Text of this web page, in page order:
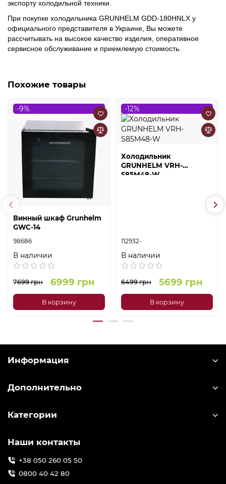
экспорту холодильной техники.
При покупке холодильника GRUNHELM GDD-180HNLX у
официального представителя в Украине, Вы можете
рассчитывать на высокое качество изделия, оперативное
сервисное обслуживание и приемлемую стоимость.
Похожие товары
-9%
Винный шкаф Grunhelm
GWC-14
98686
В наличии
7699 грн 6999 грн
В корзину
-12%
Холодильник
GRUNHELM VRH-
S85M48-W
112932-
В наличии
6499 грн 5699 грн
В корзину
Информация
Дополнительно
Категории
Наши контакты
+38 050 260 05 50
0800 40 42 80